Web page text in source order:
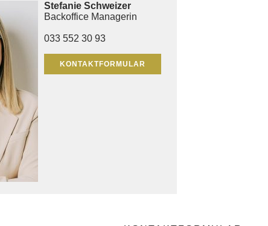
Stefanie Schweizer
Backoffice Managerin
033 552 30 93
KONTAKTFORMULAR